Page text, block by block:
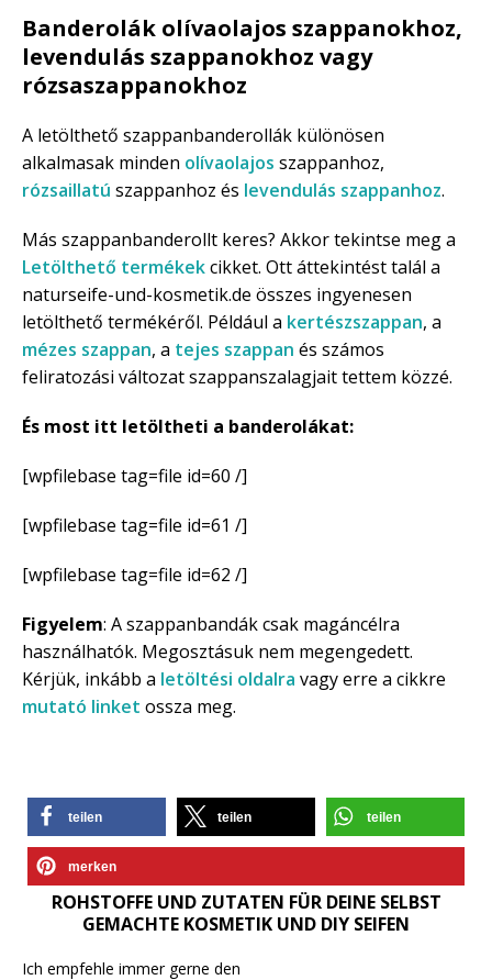
Banderolák olívaolajos szappanokhoz,
levendulás szappanokhoz vagy
rózsaszappanokhoz
A letölthető szappanbanderollák különösen
alkalmasak minden olívaolajos szappanhoz,
rózsaillatú szappanhoz és levendulás szappanhoz.
Más szappanbanderollt keres? Akkor tekintse meg a
Letölthető termékekcikket. Ott áttekintést talál a
naturseife-und-kosmetik.de összes ingyenesen
letölthető termékéről. Például a kertészszappan, a
mézes szappan, a tejes szappan és számos
feliratozási változat szappanszalagjait tettem közzé.
És most itt letöltheti a banderolákat:
[wpfilebase tag=file id=60 /]
[wpfilebase tag=file id=61 /]
[wpfilebase tag=file id=62 /]
Figyelem: A szappanbandák csak magáncélra
használhatók. Megosztásuk nem megengedett.
Kérjük, inkább a letöltési oldalra vagy erre a cikkre
mutató linket ossza meg.
teilen teilen teilen
merken
ROHSTOFFE UND ZUTATEN FÜR DEINE SELBST
GEMACHTE KOSMETIK UND DIY SEIFEN
Ich empfehle immer gerne den